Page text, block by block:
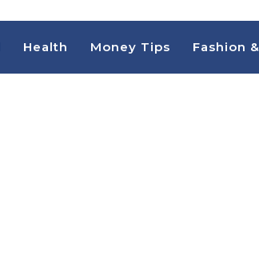
Health Money Tips Fashion